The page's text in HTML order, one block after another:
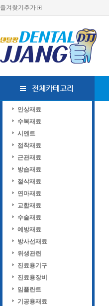
즐겨찾기추가
전체카테고리
인상재료
수복재료
시멘트
접착재료
근관재료
방습재료
절삭재료
연마재료
교합재료
수술재료
예방재료
방사선재료
위생관련
진료용기구
진료용장비
임플란트
기공용재료